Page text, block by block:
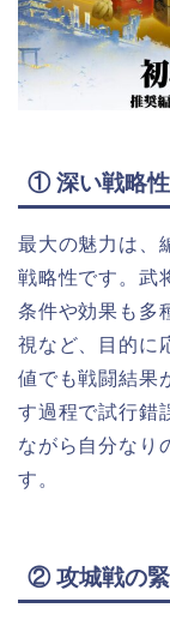
① 深い戦略
最大の魅力は、
戦略性です。武
条件や効果も多
視など、目的に
値でも戦闘結果
す過程で試行錯
ながら自分なり
す。
② 攻城戦の